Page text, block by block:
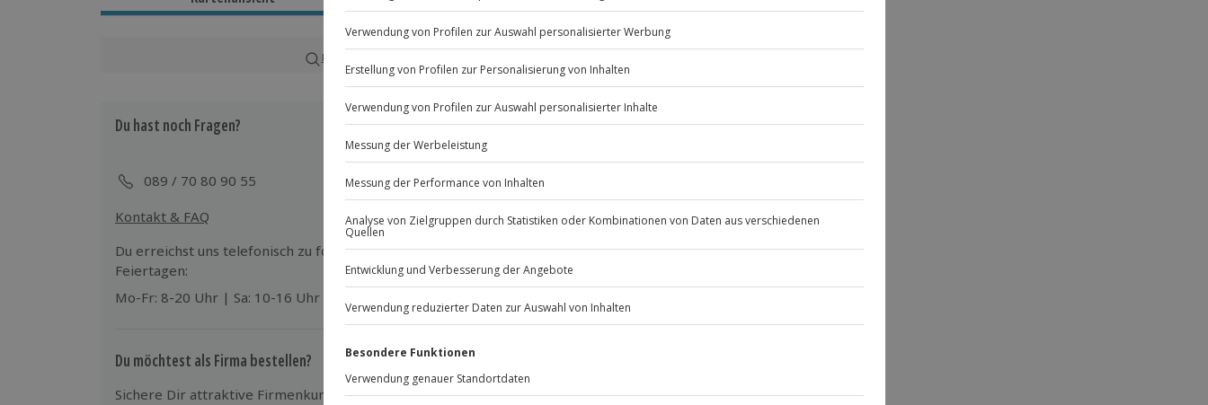
Ca. 3 Stunden
Ganzjährig zu bestimmten Terminen verfügbar
Teilnehmer
Gutschein gültig für 1 Kind bis 14 Jahre
© OpenStreetMaps
Karte in Großansicht
Du hast noch Fragen?
089 / 70 80 90 55
Kontakt & FAQ
Jochen Schweizer
GmbH
81671
München
Du erreichst uns telefonisch zu folgenden Zeiten, außer an bundesweiten
Feiertagen:
Mo-Fr: 8-20 Uhr | Sa: 10-16 Uhr
Du möchtest als Firma bestellen?
Sichere Dir attraktive Firmenkunden Vorteile.